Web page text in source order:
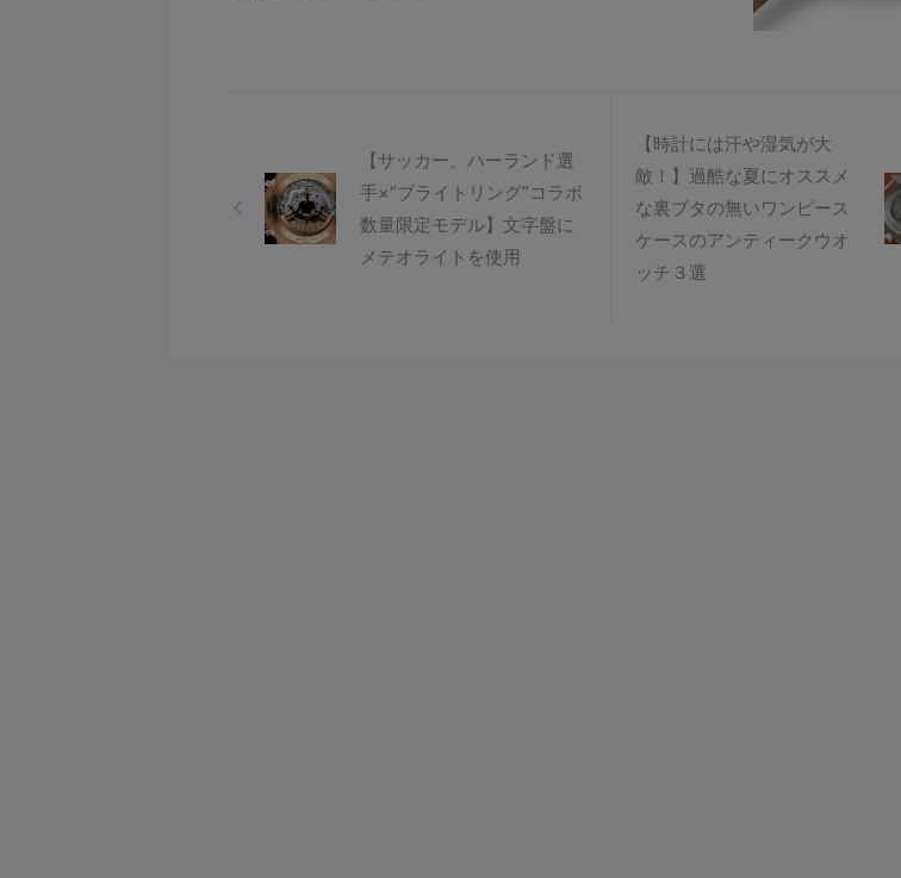
【サッカー、ハーランド選
手×“ブライトリング”コラボ
数量限定モデル】文字盤に
メテオライトを使用
【時計には汗や湿気が大
敵！】過酷な夏にオススメ
な裏ブタの無いワンピース
ケースのアンティークウオ
ッチ３選